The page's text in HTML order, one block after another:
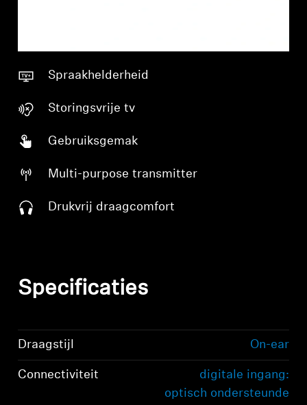
Spraakhelderheid
Storingsvrije tv
Gebruiksgemak
Multi-purpose transmitter
Drukvrij draagcomfort
Specificaties
Draagstijl On-ear
Connectiviteit
digitale ingang:
optisch ondersteunde